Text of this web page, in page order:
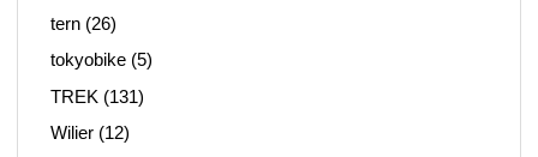
tern (26)
tokyobike (5)
TREK (131)
Wilier (12)